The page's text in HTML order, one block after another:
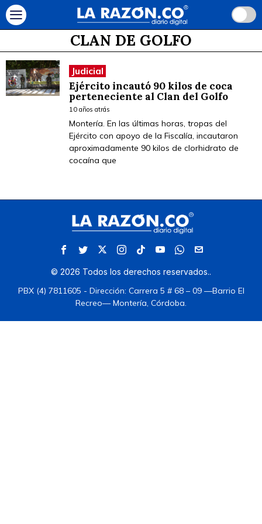
CLAN DE GOLFO
Judicial
Ejército incautó 90 kilos de coca
perteneciente al Clan del Golfo
10 años atrás
Montería. En las últimas horas, tropas del
Ejército con apoyo de la Fiscalía, incautaron
aproximadamente 90 kilos de clorhidrato de
cocaína que
© 2026 Todos los derechos reservados..
PBX (4) 7811605 - Dirección: Carrera 5 # 68 – 09 —Barrio El
Recreo— Montería, Córdoba.